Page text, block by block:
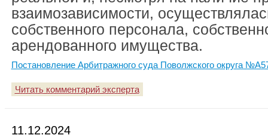
взаимозависимости,
собственного персонала,
арендованного имущества.
Постановление Арбитражного суда Поволжского округа
Читать комментарий эксперта
11.12.2024